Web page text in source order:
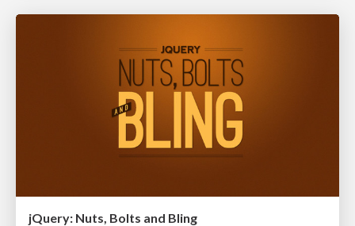
jQuery: Nuts, Bolts and Bling